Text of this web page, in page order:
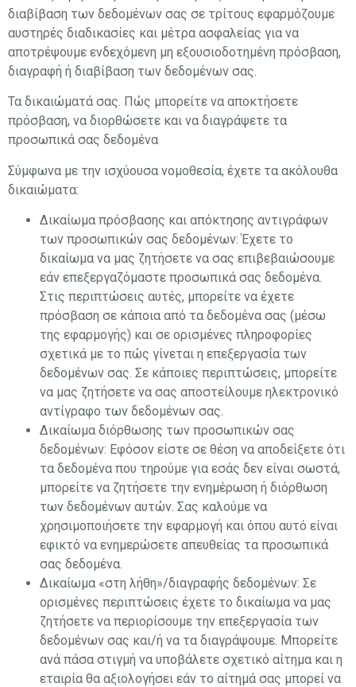
διαβίβαση των δεδομένων σας σε τρίτους εφαρμόζουμε
αυστηρές διαδικασίες και μέτρα ασφαλείας για να
αποτρέψουμε ενδεχόμενη μη εξουσιοδοτημένη πρόσβαση,
διαγραφή ή διαβίβαση των δεδομένων σας.
Τα δικαιώματά σας. Πώς μπορείτε να αποκτήσετε
πρόσβαση, να διορθώσετε και να διαγράψετε τα
προσωπικά σας δεδομένα
Σύμφωνα με την ισχύουσα νομοθεσία, έχετε τα ακόλουθα
δικαιώματα:
Δικαίωμα πρόσβασης και απόκτησης αντιγράφων
των προσωπικών σας δεδομένων: Έχετε το
δικαίωμα να μας ζητήσετε να σας επιβεβαιώσουμε
εάν επεξεργαζόμαστε προσωπικά σας δεδομένα.
Στις περιπτώσεις αυτές, μπορείτε να έχετε
πρόσβαση σε κάποια από τα δεδομένα σας (μέσω
της εφαρμογής) και σε ορισμένες πληροφορίες
σχετικά με το πώς γίνεται η επεξεργασία των
δεδομένων σας. Σε κάποιες περιπτώσεις, μπορείτε
να μας ζητήσετε να σας αποστείλουμε ηλεκτρονικό
αντίγραφο των δεδομένων σας.
Δικαίωμα διόρθωσης των προσωπικών σας
δεδομένων: Εφόσον είστε σε θέση να αποδείξετε ότι
τα δεδομένα που τηρούμε για εσάς δεν είναι σωστά,
μπορείτε να ζητήσετε την ενημέρωση ή διόρθωση
των δεδομένων αυτών. Σας καλούμε να
χρησιμοποιήσετε την εφαρμογή και όπου αυτό είναι
εφικτό να ενημερώσετε απευθείας τα προσωπικά
σας δεδομένα.
Δικαίωμα «στη λήθη»/διαγραφής δεδομένων: Σε
ορισμένες περιπτώσεις έχετε το δικαίωμα να μας
ζητήσετε να περιορίσουμε την επεξεργασία των
δεδομένων σας και/ή να τα διαγράψουμε. Μπορείτε
ανά πάσα στιγμή να υποβάλετε σχετικό αίτημα και η
εταιρία θα αξιολογήσει εάν το αίτημά σας μπορεί να